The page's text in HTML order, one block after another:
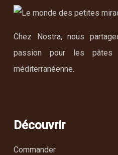
Chez Nostra, nous
passion pour les
méditerranéenne.
Découvrir
Commander